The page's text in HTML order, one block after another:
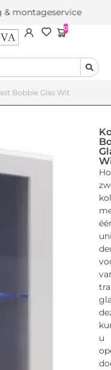
0
Bobbie Glas Wit
u